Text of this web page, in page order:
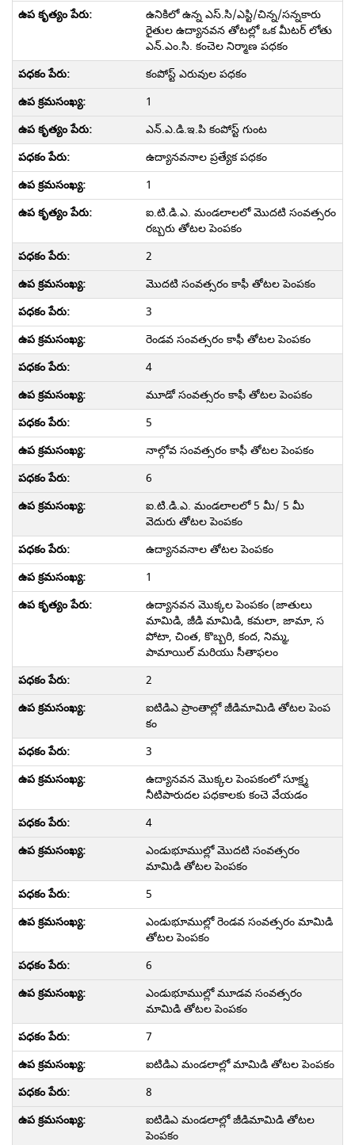
ఉనికిలో ఉన్న ఎస్.సి/ఎస్టి/చిన్న/సన్నకారు
రైతుల ఉద్యానవన తోటల్లో ఒక మీటర్ లోతు
ఎన్.ఎం.సి. కంచెల నిర్మాణ పధకం
కంపోస్ట్ ఎరువుల పధకం
1
ఎన్.ఎ.డి.ఇ.పి కంపోస్ట్ గుంట
ఉద్యానవనాల ప్రత్యేక పధకం
1
ఐ.టి.డి.ఎ. మండలాలలో మొదటి సంవత్సరం
రబ్బరు తోటల పెంపకం
2
మొదటి సంవత్సరం కాఫీ తోటల పెంపకం
3
రెండవ సంవత్సరం కాఫీ తోటల పెంపకం
4
మూడో సంవత్సరం కాఫీ తోటల పెంపకం
5
నాల్గోవ సంవత్సరం కాఫీ తోటల పెంపకం
6
ఐ.టి.డి.ఎ. మండలాలలో 5 మీ/ 5 మీ
వెదురు తోటల పెంపకం
ఉద్యానవనాల తోటల పెంపకం
1
ఉద్యానవన మొక్కల పెంపకం (జాతులు
మామిడి, జీడి మామిడి, కమలా, జామా, స
పోటా, చింత, కొబ్బరి, కంద, నిమ్మ,
పామాయిల్ మరియు సీతాఫలం
2
ఐటిడిఎ ప్రాంతాల్లో జీడిమామిడి తోటల పెంప
కం
3
ఉద్యానవన మొక్కల పెంపకంలో సూక్ష్మ
నీటిపారుదల పధకాలకు కంచె వేయడం
4
ఎండుభూముల్లో మొదటి సంవత్సరం
మామిడి తోటల పెంపకం
5
ఎండుభూముల్లో రెండవ సంవత్సరం మామిడి
తోటల పెంపకం
6
ఎండుభూముల్లో మూడవ సంవత్సరం
మామిడి తోటల పెంపకం
7
ఐటిడిఎ మండలాల్లో మామిడి తోటల పెంపకం
8
ఐటిడిఎ మండలాల్లో జీడిమామిడి తోటల
పెంపకం